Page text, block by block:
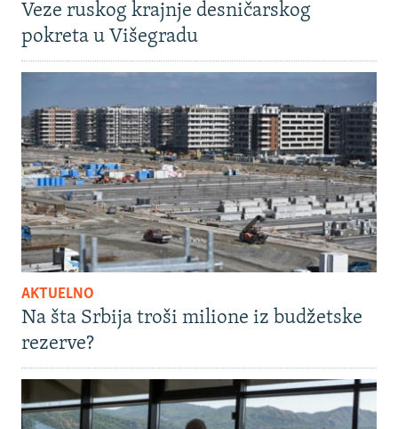
Veze ruskog krajnje desničarskog
pokreta u Višegradu
AKTUELNO
Na šta Srbija troši milione iz budžetske
rezerve?